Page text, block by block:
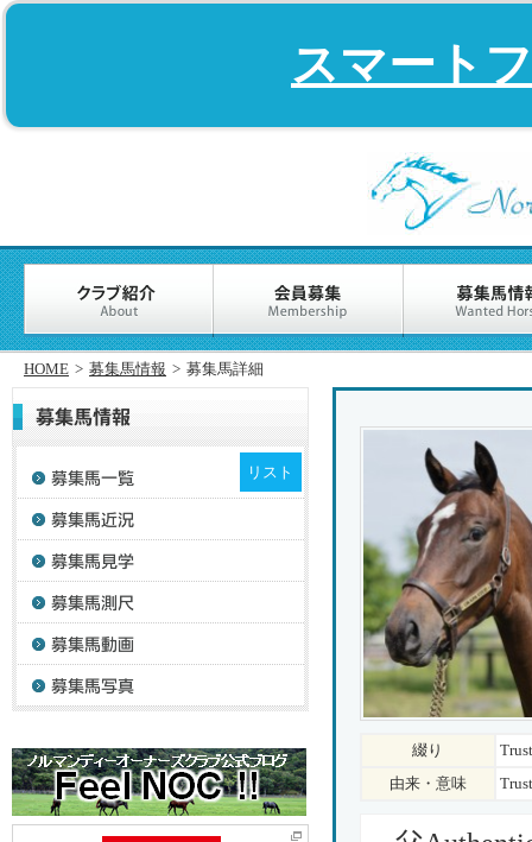
スマート
HOME > 募集馬情報 > 募集馬詳細
リスト
綴り
由来・意味